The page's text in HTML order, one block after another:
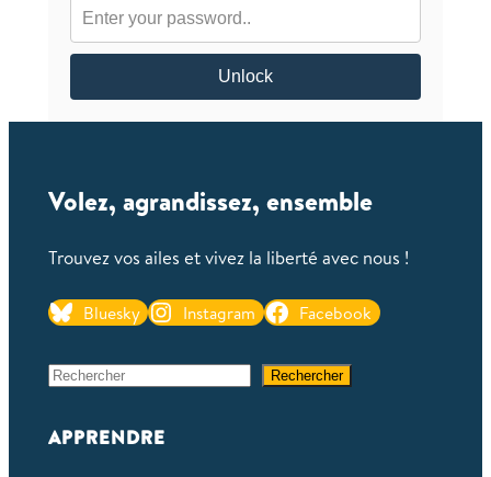
Rapport d'incident
Briefing
Bénévoles
Unlock
Volez, agrandissez, ensemble
Trouvez vos ailes et vivez la liberté avec nous !
Bluesky Instagram Facebook
S
a
Rechercher
APPRENDRE